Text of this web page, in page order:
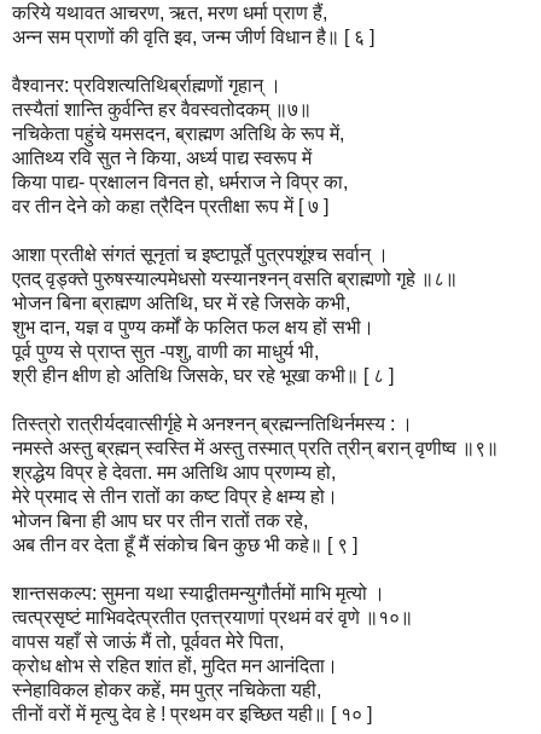
करिये यथावत आचरण, ऋत, मरण धर्मा प्राण हैं,
अन्न सम प्राणों की वृति इव, जन्म जीर्ण विधान है॥ [ ६ ]
वैश्वानर: प्रविशत्यतिथिर्ब्राह्मणों गृहान् ।
तस्यैतां शान्ति कुर्वन्ति हर वैवस्वतोदकम् ॥७॥
नचिकेता पहुंचे यमसदन, ब्राह्मण अतिथि के रूप में,
आतिथ्य रवि सुत ने किया, अर्ध्य पाद्य स्वरूप में
किया पाद्य- प्रक्षालन विनत हो, धर्मराज ने विप्र का,
वर तीन देने को कहा त्रैदिन प्रतीक्षा रूप में [ ७ ]
आशा प्रतीक्षे संगतं सूनृतां च इष्टापूर्ते पुत्रपशूंश्च सर्वान् ।
एतद् वृड्क्ते पुरुषस्याल्पमेधसो यस्यानश्नन् वसति ब्राह्मणो गृहे ॥८॥
भोजन बिना ब्राह्मण अतिथि, घर में रहे जिसके कभी,
शुभ दान, यज्ञ व पुण्य कर्मों के फलित फल क्षय हों सभी।
पूर्व पुण्य से प्राप्त सुत -पशु, वाणी का माधुर्य भी,
श्री हीन क्षीण हो अतिथि जिसके, घर रहे भूखा कभी॥ [ ८ ]
तिस्त्रो रात्रीर्यदवात्सीर्गृहे मे अनश्नन् ब्रह्मन्नतिथिर्नमस्य : ।
नमस्ते अस्तु ब्रह्मन् स्वस्ति में अस्तु तस्मात् प्रति त्रीन् बरान् वृणीष्व ॥९॥
श्रद्धेय विप्र हे देवता. मम अतिथि आप प्रणम्य हो,
मेरे प्रमाद से तीन रातों का कष्ट विप्र हे क्षम्य हो।
भोजन बिना ही आप घर पर तीन रातों तक रहे,
अब तीन वर देता हूँ मैं संकोच बिन कुछ भी कहे॥ [ ९ ]
शान्तसकल्प: सुमना यथा स्याद्वीतमन्युगौर्तमों माभि मृत्यो ।
त्वत्प्रसृष्टं माभिवदेत्प्रतीत एतत्त्रयाणां प्रथमं वरं वृणे ॥१०॥
वापस यहाँ से जाऊं मैं तो, पूर्ववत मेरे पिता,
क्रोध क्षोभ से रहित शांत हों, मुदित मन आनंदिता।
स्नेहाविकल होकर कहें, मम पुत्र नचिकेता यही,
तीनों वरों में मृत्यु देव हे ! प्रथम वर इच्छित यही॥ [ १० ]